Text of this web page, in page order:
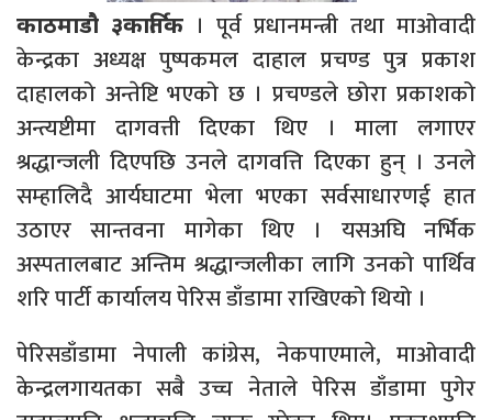
काठमाडौ ३कार्तिक । पूर्व प्रधानमन्त्री तथा माओवादी
केन्द्रका अध्यक्ष पुष्पकमल दाहाल प्रचण्ड पुत्र प्रकाश
दाहालको अन्तेष्टि भएको छ । प्रचण्डले छोरा प्रकाशको
अन्त्यष्टीमा दागवत्ती दिएका थिए । माला लगाएर
श्रद्धान्जली दिएपछि उनले दागवत्ति दिएका हुन् । उनले
सम्हालिदै आर्यघाटमा भेला भएका सर्वसाधारणई हात
उठाएर सान्तवना मागेका थिए । यसअघि नर्भिक
अस्पतालबाट अन्तिम श्रद्धान्जलीका लागि उनको पार्थिव
शरि पार्टी कार्यालय पेरिस डाँडामा राखिएको थियो ।
पेरिसडाँडामा नेपाली कांग्रेस, नेकपाएमाले, माओवादी
केन्द्रलगायतका सबै उच्च नेताले पेरिस डाँडामा पुगेर